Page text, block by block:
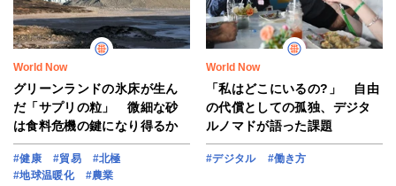
World Now
グリーンランドの氷床が生ん
だ「サプリの粒」 微細な砂
は食料危機の鍵になり得るか
#健康 #貿易
#北極
#地球温暖化
#農業
World Now
「私はどこにいるの?」 自由
の代償としての孤独、デジタ
ルノマドが語った課題
#デジタル #働き方